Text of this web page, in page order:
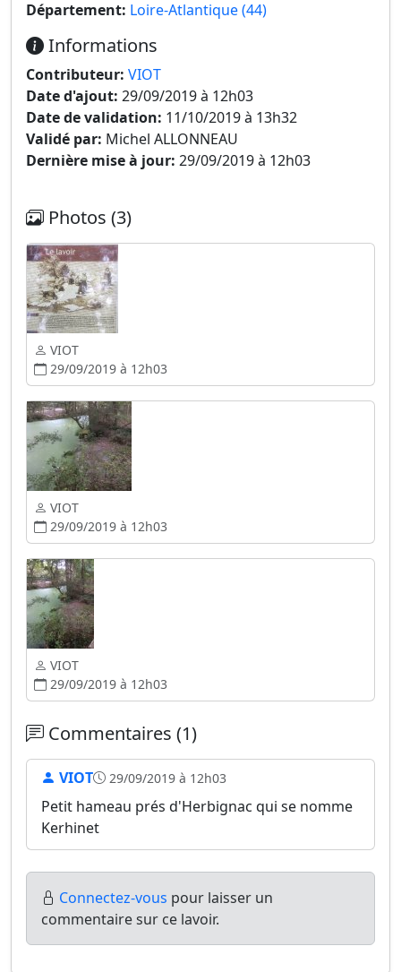
Département: Loire-Atlantique (44)
Informations
Contributeur: VIOT
Date d'ajout: 29/09/2019 à 12h03
Date de validation: 11/10/2019 à 13h32
Validé par: Michel ALLONNEAU
Dernière mise à jour: 29/09/2019 à 12h03
Photos (3)
VIOT
29/09/2019 à 12h03
VIOT
29/09/2019 à 12h03
VIOT
29/09/2019 à 12h03
Commentaires (1)
VIOT 29/09/2019 à 12h03
Petit hameau prés d'Herbignac qui se nomme
Kerhinet
Connectez-vous pour laisser un
commentaire sur ce lavoir.